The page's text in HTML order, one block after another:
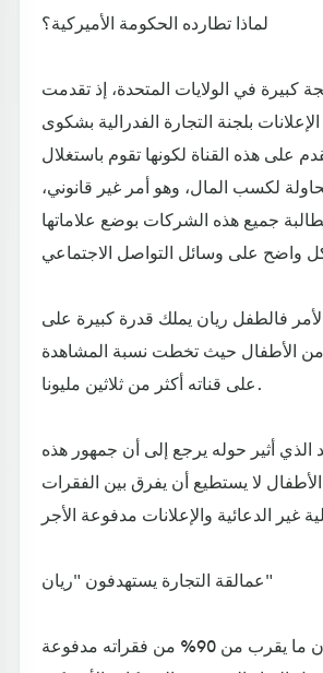
لماذا تطارده الحكومة الأميركية؟
كبيرة في الولايات المتحدة، إذ تقدمت
بلجنة التجارة الفدرالية بشكوى
على هذه القناة لكونها تقوم باستغلال
لكسب المال، وهو أمر غير قانوني،
جميع هذه الشركات بوضع علاماتها
فالطفل ريان يملك قدرة كبيرة على
من الأطفال حيث تخطت نسبة المشاهدة
على قناته أكثر من ثلاثين مليونا.
الذي أثير حوله يرجع إلى أن جمهور هذه
لا يستطيع أن يفرق بين الفقرات
عمالقة التجارة يستهدفون "ريان"
ويقدم الطفل ريان ما يقرب من 90% من فقراته مدفوعة